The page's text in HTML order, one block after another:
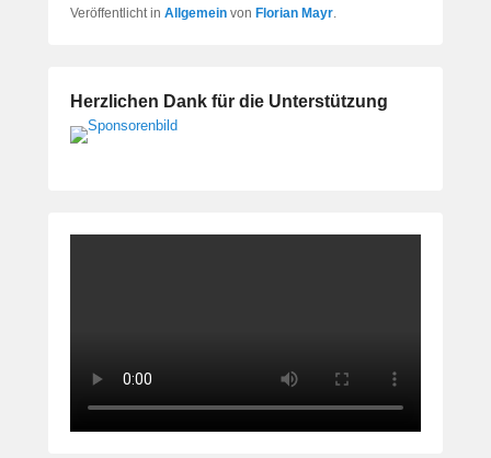
Veröffentlicht in Allgemein von Florian Mayr
Herzlichen Dank für die Unterstützung